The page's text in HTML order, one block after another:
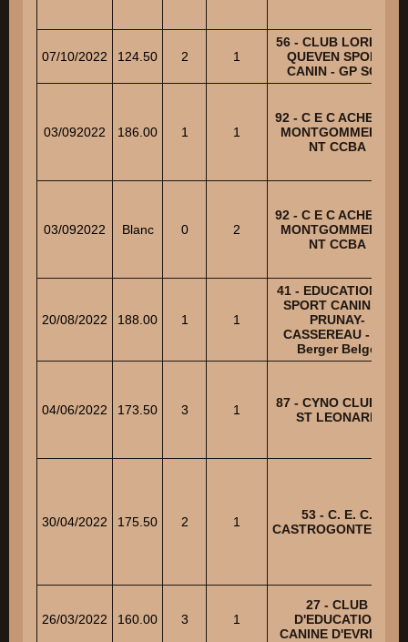
07/10/2022 124.50 2 1
56 - CLUB LORIENT
QUEVEN SPORT
CANIN - GP SCC
03/092022 186.00 1 1
92 - C E C ACHERES
MONTGOMMERY -
NT CCBA
03/092022 Blanc 0 2
92 - C E C ACHERES
MONTGOMMERY -
NT CCBA
20/08/2022 188.00 1 1
41 - EDUCATION ET
SPORT CANIN DE
PRUNAY-
CASSEREAU - NE
Berger Belge
04/06/2022 173.50 3 1
87 - CYNO CLUB DE
ST LEONARD
30/04/2022 175.50 2 1
53 - C. E. C.
CASTROGONTERIEN
26/03/2022 160.00 3 1
27 - CLUB
D'EDUCATION
CANINE D'EVREUX